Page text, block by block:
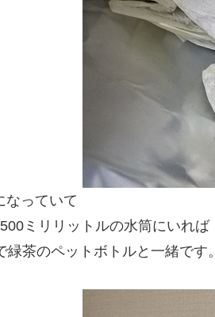
なっていて
ミリリットルの水筒にいれば
緑茶のペットボトルと一緒です。